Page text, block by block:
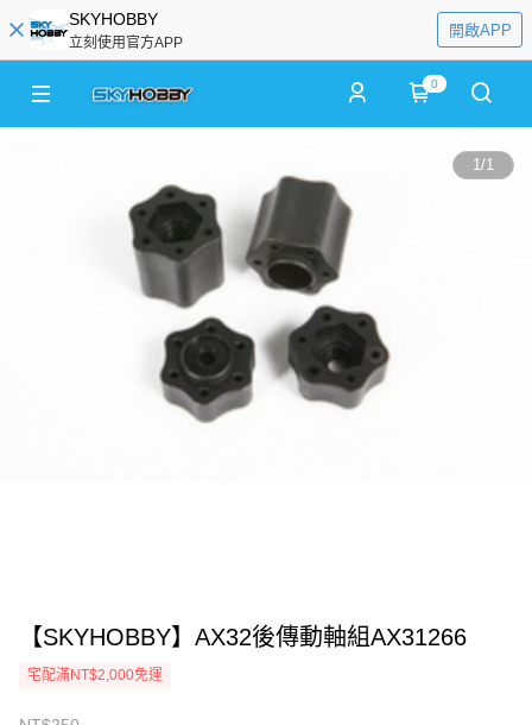
SKYHOBBY
立刻使用官方APP
開啟APP
0
1/1
【SKYHOBBY】AX32後傳動軸組AX31266
宅配滿NT$2,000免運